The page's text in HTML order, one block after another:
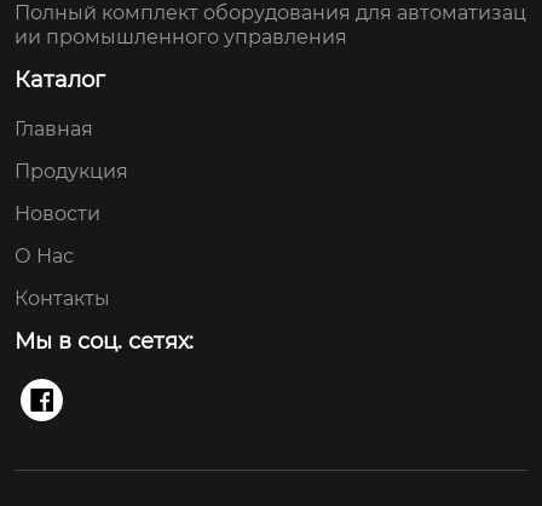
Полный комплект оборудования для автоматизац
ии промышленного управления
Каталог
Главная
Продукция
Новости
О Нас
Контакты
Мы в соц. сетях:
